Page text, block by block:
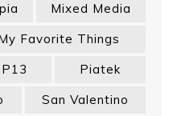
Mixed Media
Favorite Things
P13
Piatek
San Valentino